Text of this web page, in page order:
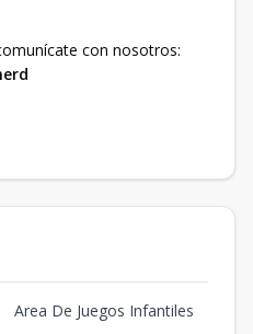
con nosotros:
Area De Juegos Infantiles